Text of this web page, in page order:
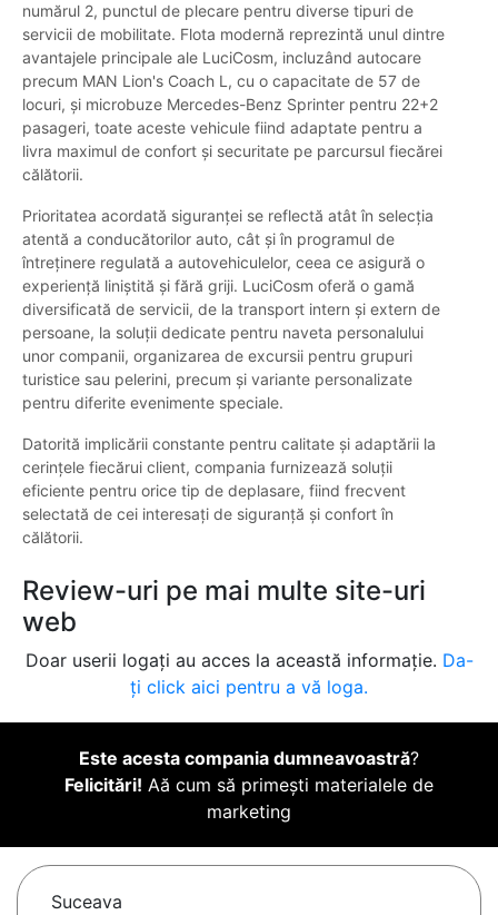
numărul 2, punctul de plecare pentru diverse tipuri de
servicii de mobilitate. Flota modernă reprezintă unul dintre
avantajele principale ale LuciCosm, incluzând autocare
precum MAN Lion's Coach L, cu o capacitate de 57 de
locuri, și microbuze Mercedes-Benz Sprinter pentru 22+2
pasageri, toate aceste vehicule fiind adaptate pentru a
livra maximul de confort și securitate pe parcursul fiecărei
călătorii.
Prioritatea acordată siguranței se reflectă atât în selecția
atentă a conducătorilor auto, cât și în programul de
întreținere regulată a autovehiculelor, ceea ce asigură o
experiență liniștită și fără griji. LuciCosm oferă o gamă
diversificată de servicii, de la transport intern și extern de
persoane, la soluții dedicate pentru naveta personalului
unor companii, organizarea de excursii pentru grupuri
turistice sau pelerini, precum și variante personalizate
pentru diferite evenimente speciale.
Datorită implicării constante pentru calitate și adaptării la
cerințele fiecărui client, compania furnizează soluții
eficiente pentru orice tip de deplasare, fiind frecvent
selectată de cei interesați de siguranță și confort în
călătorii.
Review-uri pe mai multe site-uri
web
Doar userii logați au acces la această informație. Da-
ți click aici pentru a vă loga.
Este acesta compania dumneavoastră?
Felicitări! Aă cum să primești materialele de
marketing
Suceava